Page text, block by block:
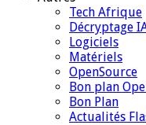
Tech Afrique
Décryptage
Logiciels
Matériels
OpenSource
Bon plan
Bon Plan
Actualités